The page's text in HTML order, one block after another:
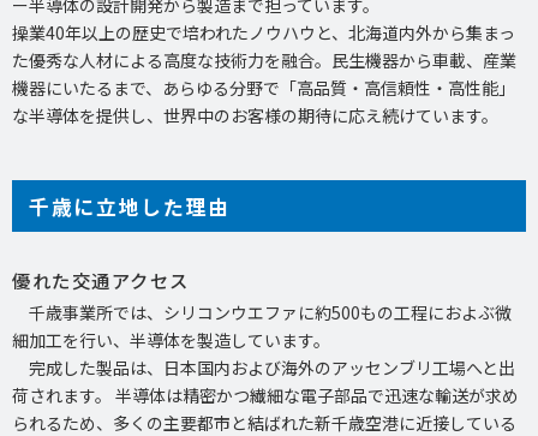
ー半導体の設計開発から製造まで担っています。
操業40年以上の歴史で培われたノウハウと、北海道内外から集まっ
た優秀な人材による高度な技術力を融合。民生機器から車載、産業
機器にいたるまで、あらゆる分野で「高品質・高信頼性・高性能」
な半導体を提供し、世界中のお客様の期待に応え続けています。
千歳に立地した理由
優れた交通アクセス
千歳事業所では、シリコンウエファに約500もの工程におよぶ微
細加工を行い、半導体を製造しています。
完成した製品は、日本国内および海外のアッセンブリ工場へと出
荷されます。 半導体は精密かつ繊細な電子部品で迅速な輸送が求め
られるため、多くの主要都市と結ばれた新千歳空港に近接している